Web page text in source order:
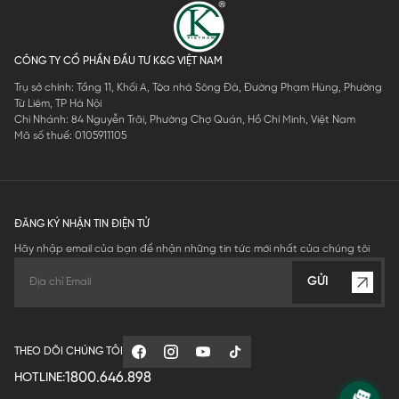
CÔNG TY CỔ PHẦN ĐẦU TƯ K&G VIỆT NAM
Trụ sở chính: Tầng 11, Khối A, Tòa nhà Sông Đà, Đường Phạm Hùng, Phường
Từ Liêm, TP Hà Nội
Chi Nhánh: 84 Nguyễn Trãi, Phường Chợ Quán, Hồ Chí Minh, Việt Nam
Mã số thuế: 0105911105
ĐĂNG KÝ NHẬN TIN ĐIỆN TỬ
Hãy nhập email của bạn để nhận những tin tức mới nhất của chúng tôi
GỬI
THEO DÕI CHÚNG TÔI
HOTLINE:1800.646.898